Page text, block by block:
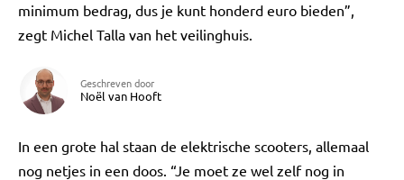
minimum bedrag, dus je kunt honderd euro bieden”,
zegt Michel Talla van het veilinghuis.
Geschreven door
Noël van Hooft
In een grote hal staan de elektrische scooters, allemaal
nog netjes in een doos. “Je moet ze wel zelf nog in